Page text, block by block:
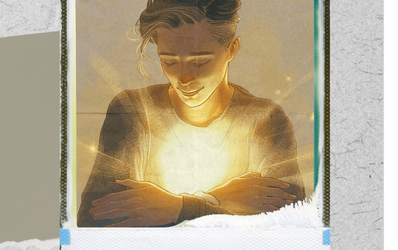
инструменты для рефлексии
от профессионального коуча,чтобы учиться
наслаждаться жизнью во всех
ее проявлениях.